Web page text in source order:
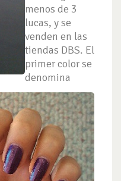
menos de 3
lucas, y se
venden en las
tiendas DBS. El
primer color se
denomina